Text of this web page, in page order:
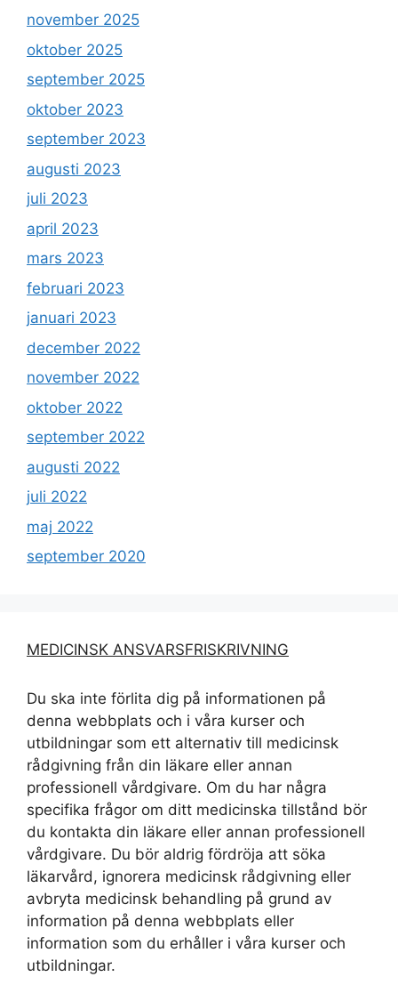
november 2025
oktober 2025
september 2025
oktober 2023
september 2023
augusti 2023
juli 2023
april 2023
mars 2023
februari 2023
januari 2023
december 2022
november 2022
oktober 2022
september 2022
augusti 2022
juli 2022
maj 2022
september 2020
MEDICINSK ANSVARSFRISKRIVNING
Du ska inte förlita dig på informationen på
denna webbplats och i våra kurser och
utbildningar som ett alternativ till medicinsk
rådgivning från din läkare eller annan
professionell vårdgivare. Om du har några
specifika frågor om ditt medicinska tillstånd bör
du kontakta din läkare eller annan professionell
vårdgivare. Du bör aldrig fördröja att söka
läkarvård, ignorera medicinsk rådgivning eller
avbryta medicinsk behandling på grund av
information på denna webbplats eller
information som du erhåller i våra kurser och
utbildningar.